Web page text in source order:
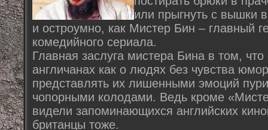
или прыгнуть с вышки
и остроумно, как Мистер Бин – главный
комедийного сериала.
Главная заслуга мистера Бина в том,
англичанах как о людях без чувства
представлять их лишенными эмоций
чопорными колодами. Ведь кроме
видели запоминающихся английских
британцы тоже.